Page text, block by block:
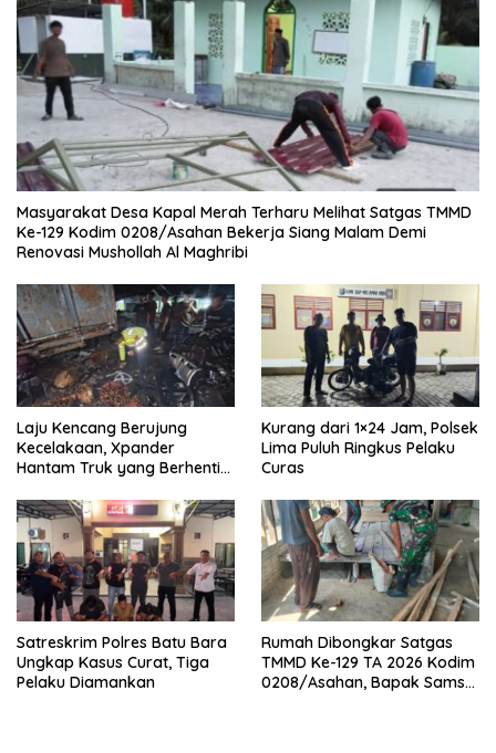
Masyarakat Desa Kapal Merah Terharu Melihat Satgas TMMD
Ke-129 Kodim 0208/Asahan Bekerja Siang Malam Demi
Renovasi Mushollah Al Maghribi
Laju Kencang Berujung
Kecelakaan, Xpander
Hantam Truk yang Berhenti
Kurang dari 1×24 Jam, Polsek
Lima Puluh Ringkus Pelaku
Curas
Satreskrim Polres Batu Bara
Ungkap Kasus Curat, Tiga
Pelaku Diamankan
Rumah Dibongkar Satgas
TMMD Ke-129 TA 2026 Kodim
0208/Asahan, Bapak Samsul